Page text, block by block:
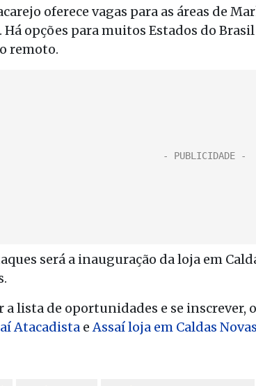
oferece vagas para as áreas de
Há opções para muitos Estados do Brasil
remoto.
será a inauguração da loja em
a lista de oportunidades e se
Atacadista eAssaí loja em Caldas Novas